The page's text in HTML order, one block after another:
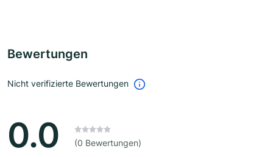
Bewertungen
Nicht verifizierte Bewertungen
0.0 (0 Bewertungen)